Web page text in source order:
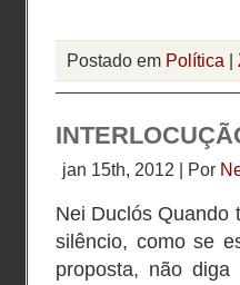
Postado em Política |
jan 15th, 2012 | Por
Nei Duclós Quando
silêncio, como se
proposta, não